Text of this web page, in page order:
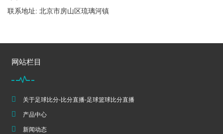
联系地址: 北京市房山区琉璃河镇
网站栏目
关于足球比分-比分直播-足球篮球比分直播
产品中心
新闻动态